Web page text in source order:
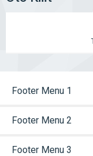
Footer Menu 1
Footer Menu 2
Footer Menu 3